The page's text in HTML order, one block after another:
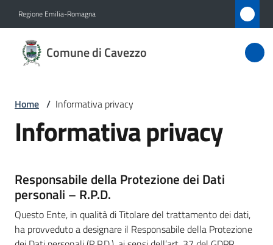
Regione Emilia-Romagna
Comune di Cavezzo
di
Amministrazione
Servizi
Vivere
Home / Informativa privacy
Informativa privacy
Responsabile della Protezione dei Dati
personali – R.P.D.
Questo Ente, in qualità di Titolare del trattamento dei dati,
ha provveduto a designare il Responsabile della Protezione